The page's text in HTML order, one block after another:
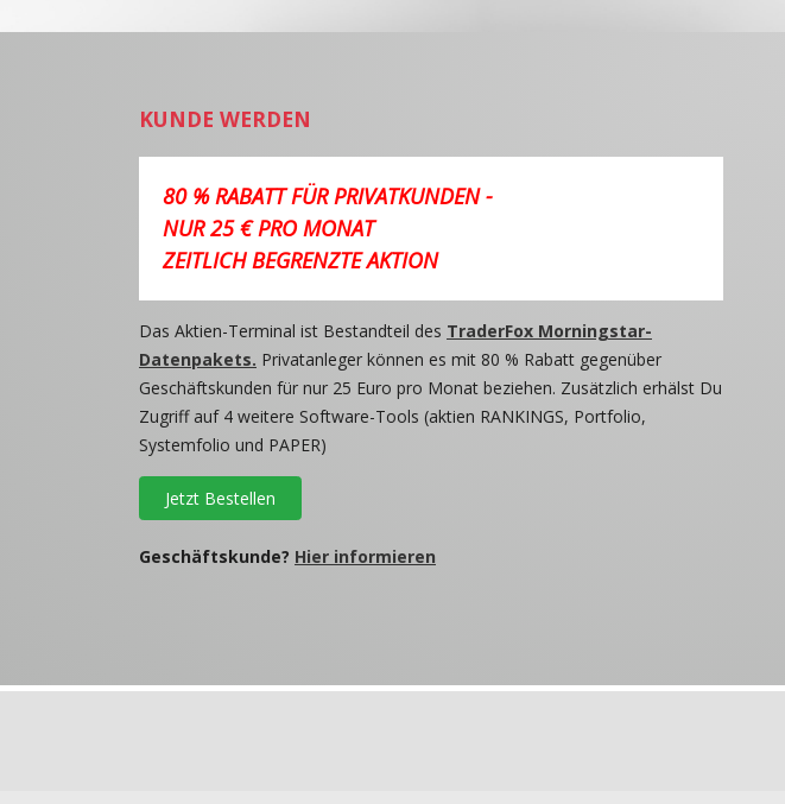
KUNDE WERDEN
80 % RABATT FÜR PRIVATKUNDEN -
NUR 25 € PRO MONAT
ZEITLICH BEGRENZTE AKTION
Das Aktien-Terminal ist Bestandteil des TraderFox Morningstar-
Datenpakets. Privatanleger können es mit 80 % Rabatt gegenüber
Geschäftskunden für nur 25 Euro pro Monat beziehen. Zusätzlich erhälst Du
Zugriff auf 4 weitere Software-Tools (aktien RANKINGS, Portfolio,
Systemfolio und PAPER)
Jetzt Bestellen
Geschäftskunde? Hier informieren